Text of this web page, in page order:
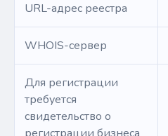
URL-адрес реестра
WHOIS-сервер
Для регистрации
требуется
свидетельство о